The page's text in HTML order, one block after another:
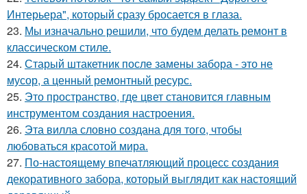
Интерьера", который сразу бросается в глаза.
23. Мы изначально решили, что будем делать ремонт в
классическом стиле.
24. Старый штакетник после замены забора - это не
мусор, а ценный ремонтный ресурс.
25. Это пространство, где цвет становится главным
инструментом создания настроения.
26. Эта вилла словно создана для того, чтобы
любоваться красотой мира.
27. По-настоящему впечатляющий процесс создания
декоративного забора, который выглядит как настоящий